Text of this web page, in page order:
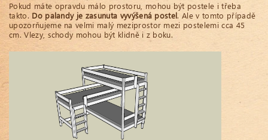
Pokud máte opravdu málo prostoru, mohou být postele i třeba
takto. Do palandy je zasunuta vyvýšená postel. Ale v tomto případě
upozorňujeme na velmi malý meziprostor mezi postelemi cca 45
cm. Vlezy, schody mohou být klidně i z boku.